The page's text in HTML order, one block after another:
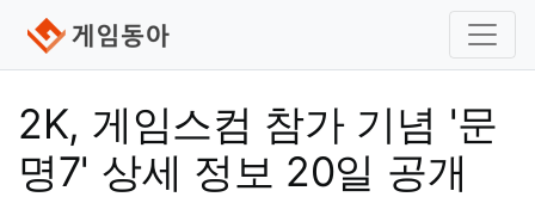
2K, 게임스컴 참가 기념 '문
명7' 상세 정보 20일 공개